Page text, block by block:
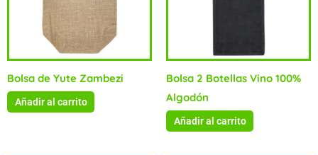
Bolsa de Yute Zambezi
Añadir al carrito
Bolsa 2 Botellas Vino 100%
Algodón
Añadir al carrito